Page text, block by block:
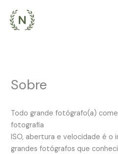
para
Sobre
Todo grande fotógrafo(a)
fotografia
ISO, abertura e velocidade é o
grandes fotógrafos que